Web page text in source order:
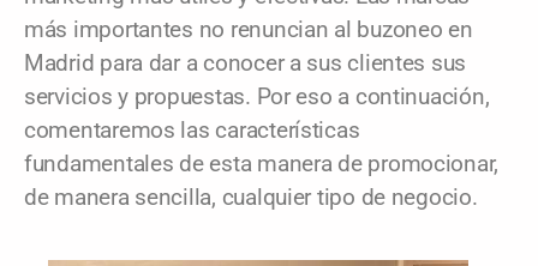
más importantes no renuncian al buzoneo en
Madrid para dar a conocer a sus clientes sus
servicios y propuestas. Por eso a continuación,
comentaremos las características
fundamentales de esta manera de promocionar,
de manera sencilla, cualquier tipo de negocio.